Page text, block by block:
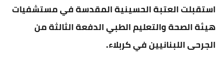
استقبلت العتبة الحسينية المقدسة في مستشفيات
هيئة الصحة والتعليم الطبي الدفعة الثالثة من
الجرحى اللبنانيين في كربلاء.